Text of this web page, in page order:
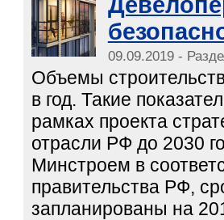
09.09.2019 -
Объемы
в год. Такие
рамках проекта
отрасли РФ до 2030
Минстроем в
правительства РФ,
запланированы на